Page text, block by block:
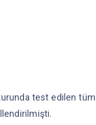
test edilen tüm